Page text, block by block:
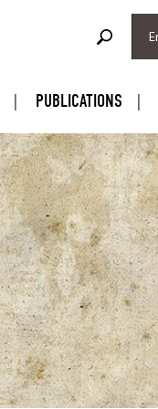
PUBLICATIONS